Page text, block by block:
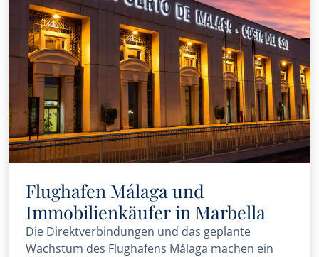
Flughafen Málaga und
Immobilienkäufer in Marbella
Die Direktverbindungen und das geplante
Wachstum des Flughafens Málaga machen ein